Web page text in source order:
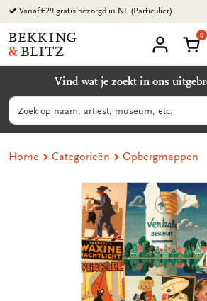
Ga
naar
content
Vanaf €29 gratis bezorgd in NL (Particulier)
Bekking
&
B.V.
account
0
Vind wat je zoekt in ons
Zoeken
Home Categorieën Opbergmappen